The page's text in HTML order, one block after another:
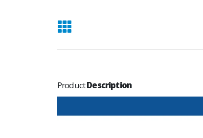
ProductDescription